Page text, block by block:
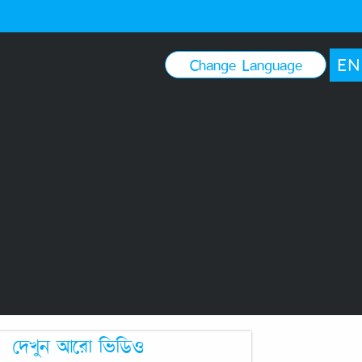
Change Language EN
দেখুন আরো ভিডিও